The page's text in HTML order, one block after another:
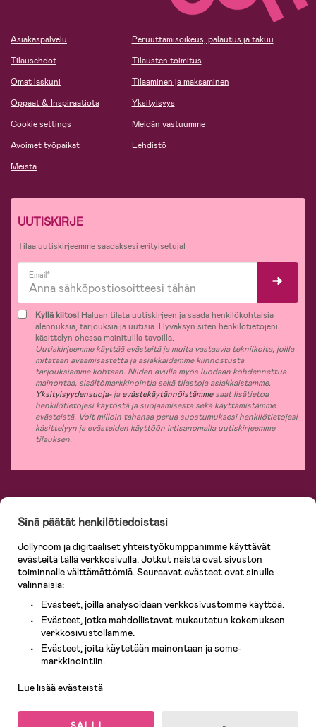
Asiakaspalvelu
Tilausehdot
Omat laskuni
Oppaat & Inspiraatiota
Cookie settings
Avoimet työpaikat
Meistä
Peruuttamisoikeus, palautus ja takuu
Tilausten toimitus
Tilaaminen ja maksaminen
Yksityisyys
Meidän vastuumme
Lehdistö
UUTISKIRJE
Tilaa uutiskirjeemme saadaksesi erityisetuja!
Email*
Kyllä kiitos! Haluan tilata uutiskirjeen ja saada henkilökohtaisia
alennuksia, tarjouksia ja uutisia. Hyväksyn siten henkilötietojeni
käsittelyn ohessa mainituilla tavoilla.
Uutiskirjeemme käyttää evästeitä ja muita vastaavia tekniikoita, joilla
mitataan avaamisastetta ja asiakkaidemme kiinnostusta
tarjouksiamme kohtaan. Niiden avulla myös luodaan kohdennettua
mainontaa, sisältömarkkinointia sekä tilastoja asiakkaistamme.
Yksityisyydensuoja-jaevästekäytännöistämmesaat lisätietoa
henkilötietojesi käytöstä ja suojaamisesta sekä käyttämistämme
evästeistä. Voit milloin tahansa perua suostumuksesi henkilötietojesi
käsittelyyn ja evästeiden käyttöön irtisanomalla uutiskirjeemme
tilauksen.
nopeasti, helposti ja aina edullisin hinnoin. Osaavan asiakaspalvelumme ja
365 päivän palautusoikeuden ansiosta voit tuntea olosi turvalliseksi ja tehdä
vaatteet vauvoille ja lapsille, inspiroivia sisustustuotteita lastenhuoneeseen,
lastentarvikkeita sekä paljon muuta. Meiltä löydät lukuisia tunnettuja
tuotemerkkejä, kuten Britax, Maxi-Cosi, Baby Jogger, BabyBjörn, Didriksons,
KidKraft, Ergobaby, Philips Avent, Neonate, Cybex, LEGO ja monia muita!
verkkokauppaan!
Sinä päätät henkilötiedoistasi
Jollyroom ja digitaaliset yhteistyökumppanimme käyttävät
evästeitä tällä verkkosivulla. Jotkut näistä ovat sivuston
toiminnalle välttämättömiä. Seuraavat evästeet ovat sinulle
valinnaisia:
Evästeet, joilla analysoidaan verkkosivustomme käyttöä.
Evästeet, jotka mahdollistavat mukautetun kokemuksen
verkkosivustollamme.
Evästeet, joita käytetään mainontaan ja some-
markkinointiin.
Lue lisää evästeistä